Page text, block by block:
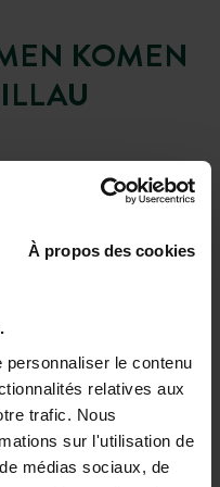
À propos des cookies
le contenu
relatives aux
trafic. Nous
sur l'utilisation de
médias sociaux, de
KOMEN